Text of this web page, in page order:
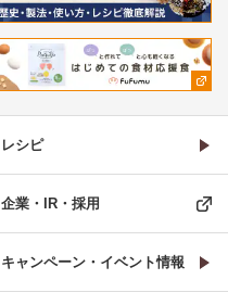
レシピ
企業・IR・採用
キャンペーン・イベント情報